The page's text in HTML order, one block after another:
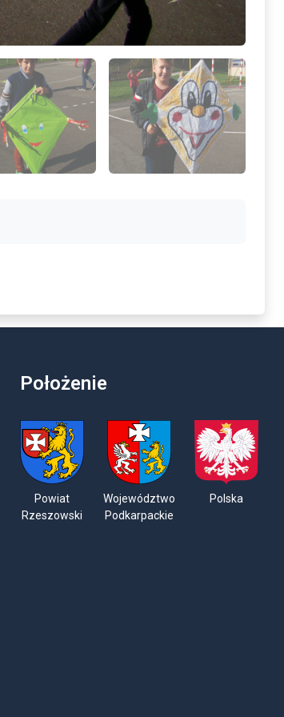
Położenie
Powiat
Rzeszowski
Województwo
Podkarpackie
Polska